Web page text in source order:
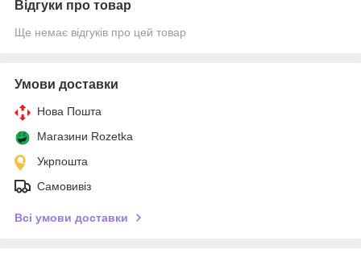
Відгуки про товар
Ще немає відгуків про цей товар
Умови доставки
Нова Пошта
Магазини Rozetka
Укрпошта
Самовивіз
Всі умови доставки